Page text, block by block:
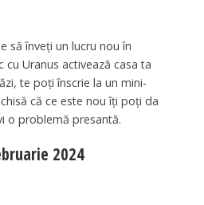
să înveți un lucru nou în
cu Uranus activează casa ta
te poți înscrie la un mini-
că ce este nou îți poți da
o problemă presantă.
2024